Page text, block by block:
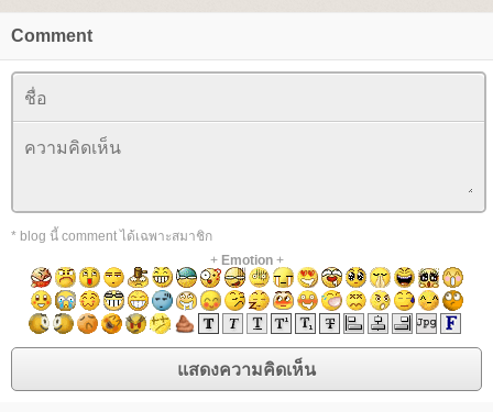
Comment
* blog นี้ comment ได้เฉพาะสมาชิก
+ Emotion+